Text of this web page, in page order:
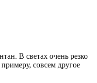
В светах очень резко
совсем другое